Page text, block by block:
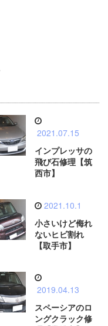
2021.07.15
インプレッサの
飛び石修理【筑
西市】
2021.10.1
小さいけど侮れ
ないヒビ割れ
【取手市】
2019.04.13
スペーシアのロ
ングクラック修